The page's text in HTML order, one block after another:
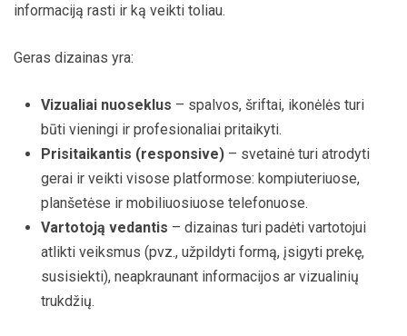
informaciją rasti ir ką veikti toliau.
Geras dizainas yra:
Vizualiai nuoseklus – spalvos, šriftai, ikonėlės turi
būti vieningi ir profesionaliai pritaikyti.
Prisitaikantis (responsive) – svetainė turi atrodyti
gerai ir veikti visose platformose: kompiuteriuose,
planšetėse ir mobiliuosiuose telefonuose.
Vartotoją vedantis – dizainas turi padėti vartotojui
atlikti veiksmus (pvz., užpildyti formą, įsigyti prekę,
susisiekti), neapkraunant informacijos ar vizualinių
trukdžių.